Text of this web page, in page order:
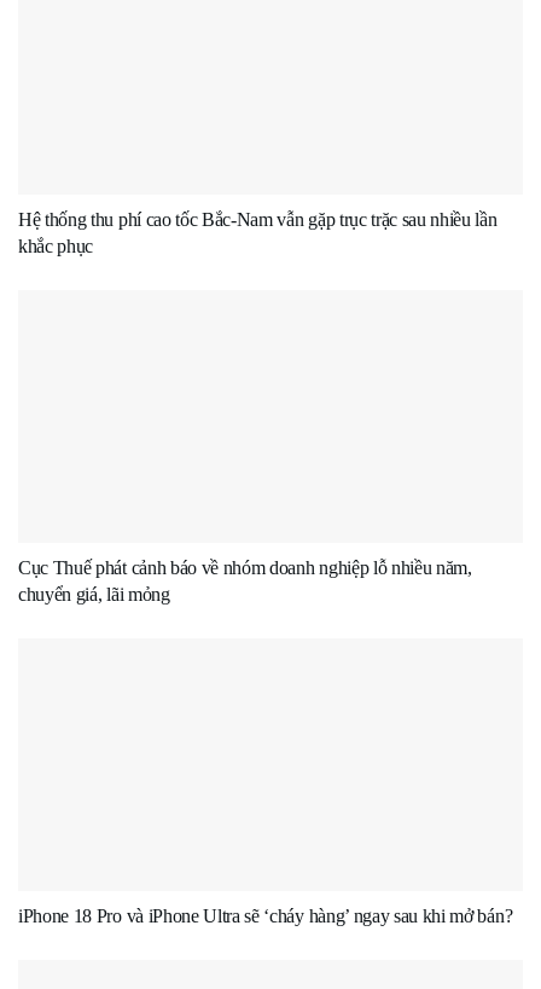
Hệ thống thu phí cao tốc Bắc-Nam vẫn gặp trục trặc sau nhiều lần
khắc phục
Cục Thuế phát cảnh báo về nhóm doanh nghiệp lỗ nhiều năm,
chuyển giá, lãi mỏng
iPhone 18 Pro và iPhone Ultra sẽ ‘cháy hàng’ ngay sau khi mở bán?